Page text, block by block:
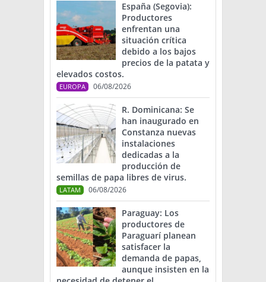
España (Segovia):
Productores
enfrentan una
situación crítica
debido a los bajos
precios de la patata y
elevados costos.
EUROPA 06/08/2026
R. Dominicana: Se
han inaugurado en
Constanza nuevas
instalaciones
dedicadas a la
producción de
semillas de papa libres de virus.
LATAM 06/08/2026
Paraguay: Los
productores de
Paraguarí planean
satisfacer la
demanda de papas,
aunque insisten en la